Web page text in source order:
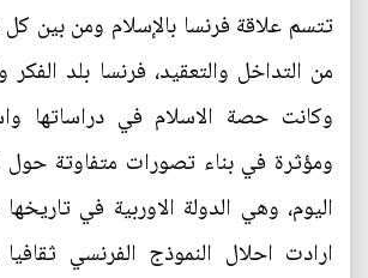
تتسم علاقة فرنسا بالإسلام ومن بين
من التداخل والتعقيد، فرنسا بلد الفكر
وكانت حصة الاسلام في دراساتها
ومؤثرة في بناء تصورات متفاوتة حول
اليوم، وهي الدولة الاوربية في
ارادت احلال النموذج الفرنسي